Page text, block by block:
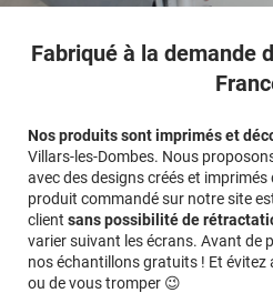
Fabriqué à la demande
Nos produits sont imprimés et
Villars-les-Dombes. Nous
avec des designs créés et
produit commandé sur notre site
client sans possibilité de
varier suivant les écrans. Avant de
nos échantillons gratuits ! Et évitez
ou de vous tromper 😉